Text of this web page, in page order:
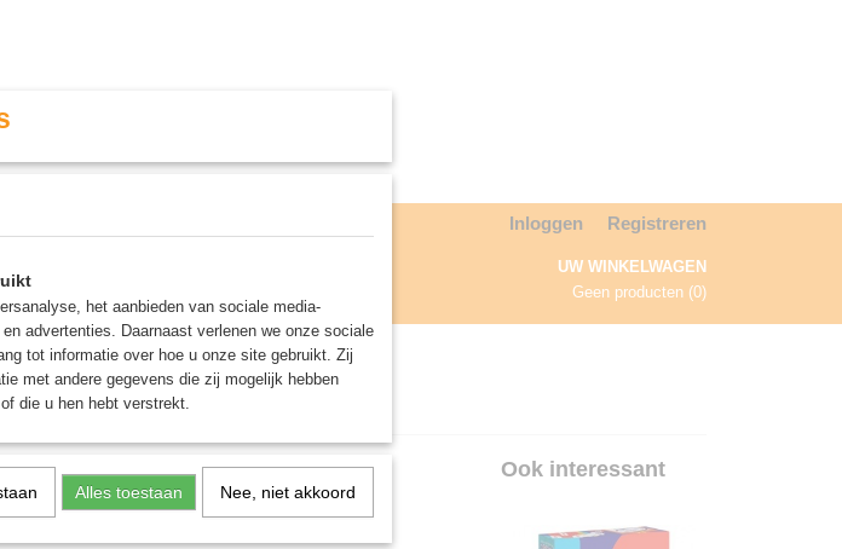
Inloggen Registreren
UW WINKELWAGEN
Geen producten (0)
ROLE PLAYING GAMES AGENDA
- Bordspel Ook interessant
het aanbieden van sociale media-
advertenties. Daarnaast verlenen we onze sociale
tot informatie over hoe u onze site gebruikt. Zij
met andere gegevens die zij mogelijk hebben
die u hen hebt verstrekt.
Alles toestaan Nee, niet akkoord